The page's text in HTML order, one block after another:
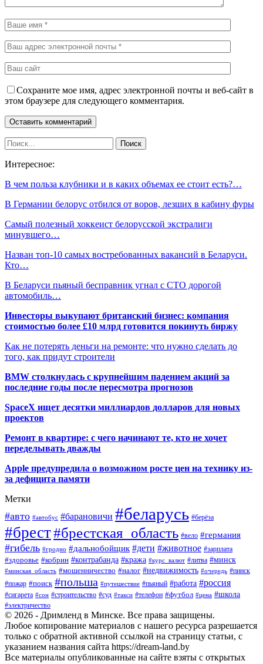
Сохраните мое имя, адрес электронной почты и веб-сайт в
этом браузере для следующего комментария.
Интересное:
В чем польза клубники и в каких объемах ее стоит есть?…
В Германии белорус отбился от воров, лезших в кабину фуры
Самый полезный хоккеист белорусской экстралиги
минувшего…
Назван топ-10 самых востребованных вакансий в Беларуси.
Кто…
В Беларуси пьяный бесправник угнал с СТО дорогой
автомобиль…
Инвесторы выкупают британский бизнес: компания
стоимостью более £10 млрд готовится покинуть биржу
Как не потерять деньги на ремонте: что нужно сделать до
того, как придут строители
BMW столкнулась с крупнейшим падением акций за
последние годы после пересмотра прогнозов
SpaceX ищет десятки миллиардов долларов для новых
проектов
Ремонт в квартире: с чего начинают те, кто не хочет
переделывать дважды
Apple предупредила о возможном росте цен на технику из-
за дефицита памяти
Метки
#авто #автобус #барановичи #беларусь #берёза
#брест#брестская_область #вело #германия
#гибель #гродно #дальнобойщик #дети #животное #зарплата
#здоровье #кобрин #контрабанда #кража #курс_валют #литва #минск
#минская_область #мошенничество #налог #недвижимость #очередь #пинск
#пожар #поиск #польша #путешествие #пьяный #работа #россия
#сигарета #сон #строительство #суд #такси #телефон #футбол #цена #школа
#электричество
© 2026 - Дримленд в Минске. Все права защищены.
Любое копирование материалов с нашего ресурса разрешается
только с обратной активной ссылкой на страницу статьи, с
указанием названия сайта https://dream-land.by
Все материалы опубликованные на сайте взяты с открытых